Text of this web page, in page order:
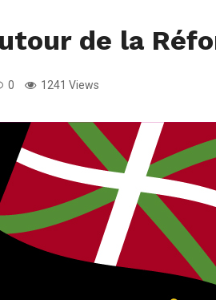
de la
0 1241 Views